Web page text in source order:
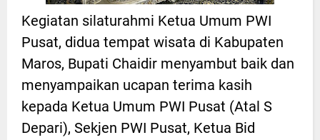
Kegiatan silaturahmi Ketua Umum PWI
Pusat, didua tempat wisata di Kabupaten
Maros, Bupati Chaidir menyambut baik dan
menyampaikan ucapan terima kasih
kepada Ketua Umum PWI Pusat (Atal S
Depari), Sekjen PWI Pusat, Ketua Bid